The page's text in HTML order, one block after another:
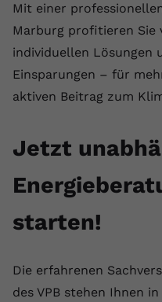
Mit einer
Marburg profitieren Sie
individuellen Lösungen
Einsparungen – für
aktiven Beitrag zum
Jetzt
starten!
Die erfahrenen
des VPB stehen Ihnen